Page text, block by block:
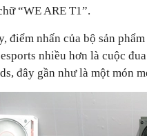
“WE ARE T1”.
điểm nhấn của bộ sản
nhiều hơn là cuộc
đây gần như là một món